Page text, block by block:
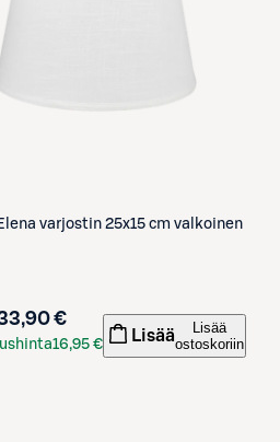
varjostin 25x15 cm valkoinen
€
16,95 € Lisää
Lisää
ostoskoriin